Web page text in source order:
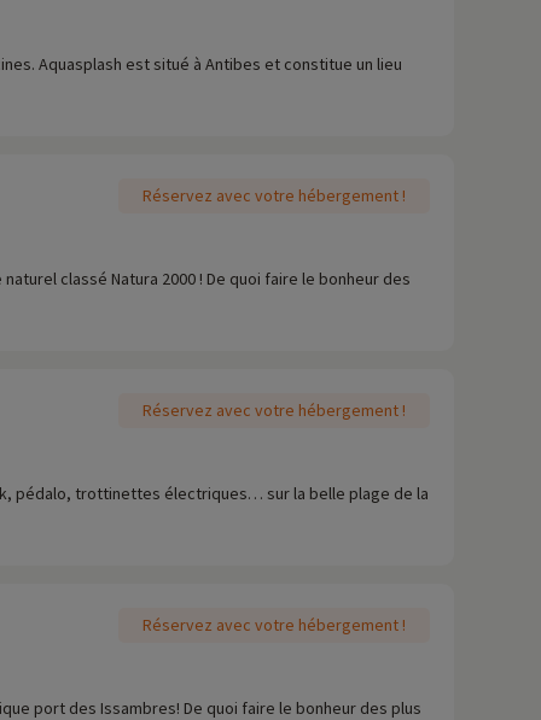
Aquasplash est situé à Antibes et constitue un lieu
Réservez avec votre hébergement !
classé Natura 2000 ! De quoi faire le bonheur des
Réservez avec votre hébergement !
pédalo, trottinettes électriques… sur la belle plage de la
Réservez avec votre hébergement !
port des Issambres! De quoi faire le bonheur des plus